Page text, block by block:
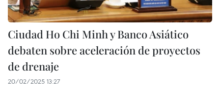
Ciudad Ho Chi Minh y Banco Asiático
debaten sobre aceleración de proyectos
de drenaje
20/02/2025 13:27